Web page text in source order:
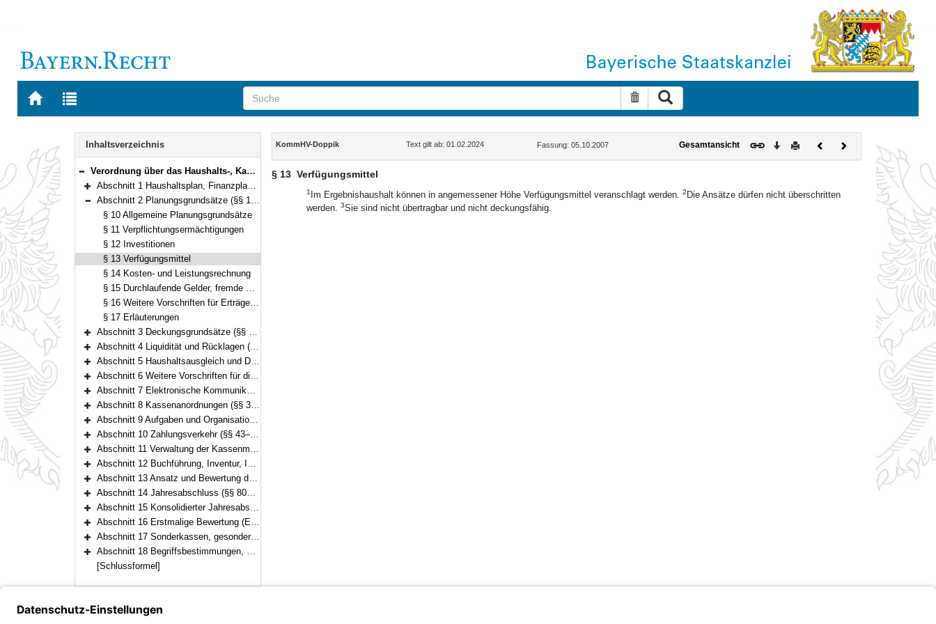
Zur
BAYERN.RECHT
Zur
letzten
Suche zurücksetzen
Navigation
Inhaltsverzeichnis
Bereich reduzieren
Verordnung über das Haushalts-, Kassen- und Rechnungswesen der Gemeinden, der Landkreise und der Bezirke nach den Grundsätzen der doppelten kommunalen Buchführung (Kommunalhaushaltsverordnung-Doppik – KommHV-Doppik) Vom 5. Oktober 2007 (GVBl. S. 678) BayRS 2023-3-I (§§ 1–100)
Bereich erweitern
Abschnitt 1 Haushaltsplan, Finanzplanung (§§ 1–9)
Bereich reduzieren
Abschnitt 2 Planungsgrundsätze (§§ 10–17)
§ 10 Allgemeine Planungsgrundsätze
§ 11 Verpflichtungsermächtigungen
§ 12 Investitionen
§ 13 Verfügungsmittel
§ 14 Kosten- und Leistungsrechnung
§ 15 Durchlaufende Gelder, fremde Finanzmittel
§ 16 Weitere Vorschriften für Erträge und Aufwendungen
§ 17 Erläuterungen
Bereich erweitern
Abschnitt 3 Deckungsgrundsätze (§§ 18–21)
Bereich erweitern
Abschnitt 4 Liquidität und Rücklagen (§§ 22–23)
Bereich erweitern
Abschnitt 5 Haushaltsausgleich und Deckung von Fehlbeträgen (§ 24)
Bereich erweitern
Abschnitt 6 Weitere Vorschriften für die Haushaltswirtschaft (§§ 25–32)
Bereich erweitern
Abschnitt 7 Elektronische Kommunikation, automatisierte Verfahren (§ 33)
Bereich erweitern
Abschnitt 8 Kassenanordnungen (§§ 34–37)
Bereich erweitern
Abschnitt 9 Aufgaben und Organisation der Kasse (§§ 38–42)
Bereich erweitern
Abschnitt 10 Zahlungsverkehr (§§ 43–52)
Bereich erweitern
Abschnitt 11 Verwaltung der Kassenmittel, der Wertgegenstände und anderer Gegenstände (§§ 53–56)
Bereich erweitern
Abschnitt 12 Buchführung, Inventur, Inventar (§§ 57–71)
Bereich erweitern
Abschnitt 13 Ansatz und Bewertung des Vermögens und der Schulden (§§ 72–79)
Bereich erweitern
Abschnitt 14 Jahresabschluss (§§ 80–87)
Bereich erweitern
Abschnitt 15 Konsolidierter Jahresabschluss (§§ 88–90)
Bereich erweitern
Abschnitt 16 Erstmalige Bewertung (Eröffnungsbilanz) (§§ 91–93)
Bereich erweitern
Abschnitt 17 Sonderkassen, gesonderte Kassen (§§ 94–96)
Bereich erweitern
Abschnitt 18 Begriffsbestimmungen, Übergangs- und Schlussvorschriften (§§ 97–100)
[Schlussformel]
Inhalt
KommHV-Doppik Text gilt ab: 01.02.2024 Fassung: 05.10.2007 Gesamtansicht Download
DruckenVorherigesNächstes
Dokument
§ 13 Verfügungsmittel
1 Im Ergebnishaushalt können in angemessener Höhe Verfügungsmittel veranschlagt werden. 2 Die Ansätze dürfen nicht überschritten
werden. 3Sie sind nicht übertragbar und nicht deckungsfähig.